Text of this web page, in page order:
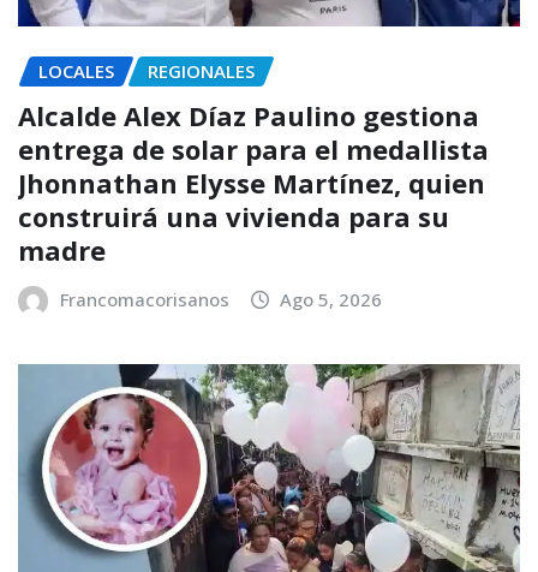
LOCALES REGIONALES
Alcalde Alex Díaz Paulino gestiona
entrega de solar para el medallista
Jhonnathan Elysse Martínez, quien
construirá una vivienda para su
madre
Francomacorisanos Ago 5, 2026